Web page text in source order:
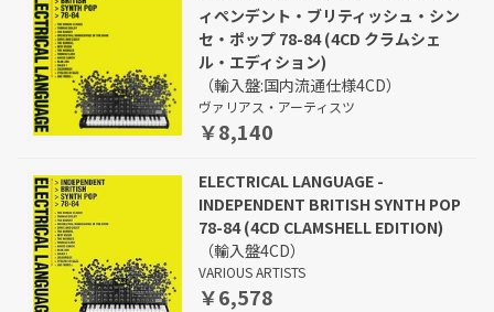
ィペンデント・ブリティッシュ・シン
セ・ポップ 78-84 (4CD クラムシェ
ル・エディション)
（輸入盤:国内流通仕様4CD）
ヴァリアス・アーティスツ
￥8,140
ELECTRICAL LANGUAGE -
INDEPENDENT BRITISH SYNTH POP
78-84 (4CD CLAMSHELL EDITION)
（輸入盤4CD）
VARIOUS ARTISTS
￥6,578